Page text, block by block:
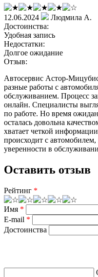
12.06.2024
Людмила А.
Достоинства:
Удобная запись
Недостатки:
Долгое ожидание
Отзыв:
Автосервис Астор-
разные работы с
обслуживанием. Процесс
онлайн. Специалисты
по работе. Но время
осталась довольна
хватает четкой
происходит с
уверенности в
Оставить отзыв
Рейтинг *
Имя *
E-mail *
Достоинства